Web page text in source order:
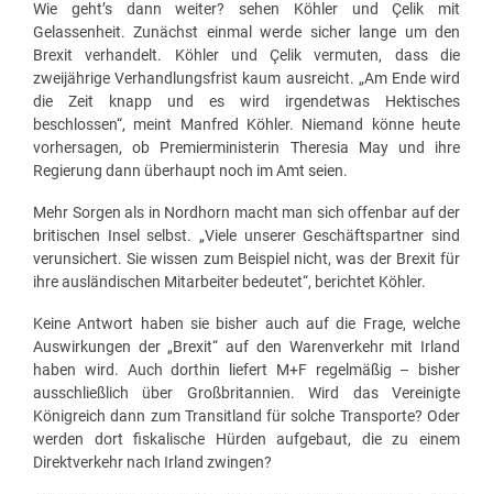
Wie geht’s dann weiter? sehen Köhler und Çelik mit
Gelassenheit. Zunächst einmal werde sicher lange um den
Brexit verhandelt. Köhler und Çelik vermuten, dass die
zweijährige Verhandlungsfrist kaum ausreicht. „Am Ende wird
die Zeit knapp und es wird irgendetwas Hektisches
beschlossen“, meint Manfred Köhler. Niemand könne heute
vorhersagen, ob Premierministerin Theresia May und ihre
Regierung dann überhaupt noch im Amt seien.
Mehr Sorgen als in Nordhorn macht man sich offenbar auf der
britischen Insel selbst. „Viele unserer Geschäftspartner sind
verunsichert. Sie wissen zum Beispiel nicht, was der Brexit für
ihre ausländischen Mitarbeiter bedeutet“, berichtet Köhler.
Keine Antwort haben sie bisher auch auf die Frage, welche
Auswirkungen der „Brexit“ auf den Warenverkehr mit Irland
haben wird. Auch dorthin liefert M+F regelmäßig – bisher
ausschließlich über Großbritannien. Wird das Vereinigte
Königreich dann zum Transitland für solche Transporte? Oder
werden dort fiskalische Hürden aufgebaut, die zu einem
Direktverkehr nach Irland zwingen?